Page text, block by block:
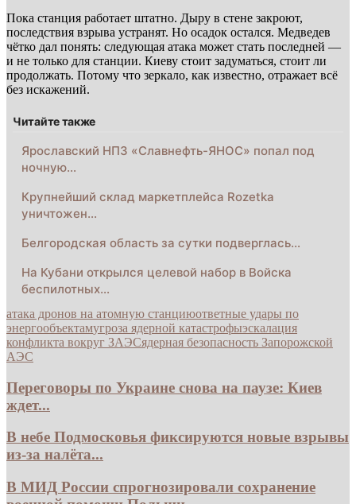
Пока станция работает штатно. Дыру в стене закроют,
последствия взрыва устранят. Но осадок остался. Медведев
чётко дал понять: следующая атака может стать последней —
и не только для станции. Киеву стоит задуматься, стоит ли
продолжать. Потому что зеркало, как известно, отражает всё
без искажений.
Читайте также
Ярославский НПЗ «Славнефть-ЯНОС» попал под
ночную…
Крупнейший склад маркетплейса Rozetka
уничтожен…
Белгородская область за сутки подверглась…
На Кубани открылся целевой набор в Войска
беспилотных…
атака дронов на атомную станциюответные удары по
энергообъектамугроза ядерной катастрофыэскалация
конфликта вокруг ЗАЭСядерная безопасность Запорожской
АЭС
Переговоры по Украине снова на паузе: Киев
ждет...
В небе Подмосковья фиксируются новые взрывы
из-за налёта...
В МИД России спрогнозировали сохранение